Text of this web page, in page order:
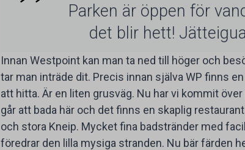
Parken är öppen för
det blir hett!
Innan Westpoint kan man ta ned till höger och
tar man inträde dit. Precis innan själva WP finns
att hitta. Är en liten grusväg. Nu har vi kommit
går att bada här och det finns en skaplig
och stora Kneip. Mycket fina badstränder med
föredrar den lilla mysiga stranden. Nu bär färden